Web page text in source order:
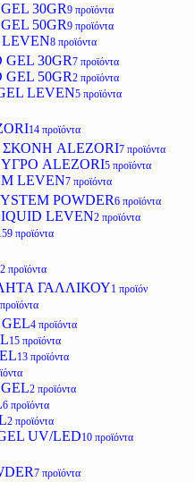
30GR9 προϊόντα
50GR9 προϊόντα
8 προϊόντα
GEL 30GR7 προϊόντα
GEL 50GR2 προϊόντα
LEVEN5 προϊόντα
14 προϊόντα
ALEZORI7 προϊόντα
ALEZORI5 προϊόντα
LEVEN7 προϊόντα
POWDER6 προϊόντα
LEVEN2 προϊόντα
προϊόντα
2 προϊόντα
ΓΑΛΛΙΚΟΥ1 προϊόν
4 προϊόντα
15 προϊόντα
13 προϊόντα
2 προϊόντα
6 προϊόντα
2 προϊόντα
UV/LED10 προϊόντα
7 προϊόντα